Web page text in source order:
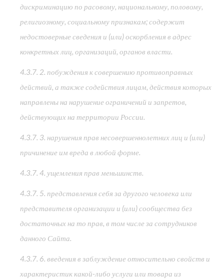
дискриминацию по расовому, национальному, половому,
религиозному, социальному признакам; содержит
недостоверные сведения и (или) оскорбления в адрес
конкретных лиц, организаций, органов власти.
4.3.7. 2. побуждения к совершению противоправных
действий, а также содействия лицам, действия которых
направлены на нарушение ограничений и запретов,
действующих на территории России.
4.3.7. 3. нарушения прав несовершеннолетних лиц и (или)
причинение им вреда в любой форме.
4.3.7. 4. ущемления прав меньшинств.
4.3.7. 5. представления себя за другого человека или
представителя организации и (или) сообщества без
достаточных на то прав, в том числе за сотрудников
данного Сайта.
4.3.7. 6. введения в заблуждение относительно свойств и
характеристик какой-либо услуги или товара из